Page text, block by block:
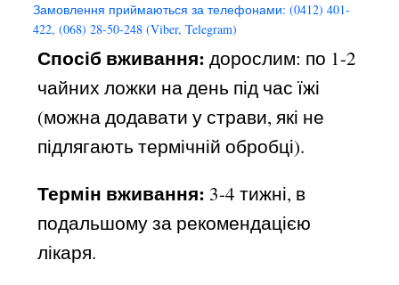
Замовлення приймаються за телефонами: (0412) 401-
422, (068) 28-50-248 (Viber, Telegram)
Спосіб вживання: дорослим: по 1-2
чайних ложки на день під час їжі
(можна додавати у страви, які не
підлягають термічній обробці).
Термін вживання: 3-4 тижні, в
подальшому за рекомендацією
лікаря.